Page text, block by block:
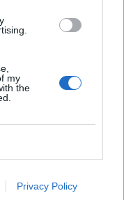
my
the
Privacy Policy
ora il Frosinone
in
allo Stirpe